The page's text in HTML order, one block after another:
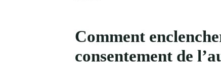
Comment
consentement de